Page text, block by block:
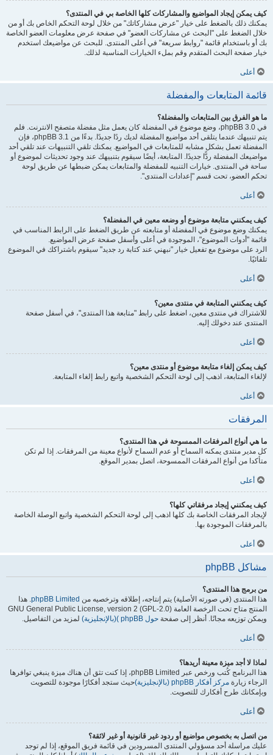
كيف يمكن إيجاد المواضيع والمشاركات كلها الخاصة بي في المنتدى؟
يمكنك ذلك بالضغط على خيار "عرض مشاركاتك" من خلال لوحة التحكم الخاص بك أو من
خلال الضغط على "البحث عن مشاركات العضو" في صفحة عرض معلومات العضو الخاصة
بك أو باستخدام قائمة "روابط سريعة" في أعلى المنتدى. للبحث عن مواضيعك استخدم
خيار صفحة البحث المتقدم وقم بملء الخيارات المناسبة لذلك.
أعلى
قائمة المتابعات والمفضلة
ما هو الفرق بين المتابعات والمفضلة؟
في phpBB 3.0، وضع موضوع في المفضلة كان يعمل مثل مفضلة متصفح الانترنت. فلم
يتم تنبيهك عندما يتلقى أحد مواضيع المفضلة لديك ردًا جديدًا. بدءًا من phpBB 3.1، فإن
المفضلة تعمل بشكل مشابه للمتابعات في المواضيع. يمكنك تلقي التنبيهات عند تلقي أحد
مواضيعك المفضلة ردًّا جديدًا. المتابعة، أيضًا سيقوم بتنبيهك عند وجود تحديثات لموضوع أو
ساحة في المنتدى. خيارات التنبيه للمفضلة والمتابعات يمكن ضبطها عن طريق لوحة
تحكم العضو، تحت قسم "إعدادات المنتدى".
أعلى
كيف يمكنني متابعة موضوع أو وضعه معين في المفضلة؟
يمكنك وضع موضوع في المفضلة أو متابعته عن طريق الضغط على الرابط المناسب في
قائمة "أدوات الموضوع"، الموجودة في أعلى وأسفل صفحة عرض المواضيع.
الرد على موضوع مع تفعيل خيار "نبهني عند كتابة رد جديد" سيقوم باشتراكك في الموضوع
تلقائيًا.
أعلى
كيف يمكنني المتابعة في منتدى معين؟
للاشتراك في منتدى معين، اضغط على رابط "متابعة هذا المنتدى"، في أسفل صفحة
المنتدى عند دخولك إليه.
أعلى
كيف يمكن إلغاء متابعة موضوع أو منتدى معين؟
لإلغاء المتابعة، اذهب إلى لوحة التحكم الشخصية واتبع رابط إلغاء المتابعة.
أعلى
المرفقات
ما هي أنواع المرفقات الممسوحة في هذا المنتدى؟
كل مدير منتدى يمكنه السماح أو عدم السماح لأنواع معينة من المرفقات. إذا لم تكن
متأكدا من أنواع المرفقات الممسوحة، اتصل بمدير الموقع.
أعلى
كيف يمكنني إيجاد مرفقاتي كلها؟
لإيجاد المرفقات الخاصة بك كلها اذهب إلى لوحة التحكم الشخصية واتبع الوصلة الخاصة
بالمرفقات الموجودة بها.
أعلى
مشاكل phpBB
من برمج هذا المنتدى؟
هذا المنتدى (في صورته الأصلية) يتم إنتاجه، إطلاقه وترخصيه من phpBB Limited. هذا
المنتج متاح تحت الرخصة العامة GNU General Public License, version 2 (GPL-2.0)
ويمكن توزيعه مجانًا. أنظر إلى صفحة حول phpBB )(بالإنجليزية) لمزيد من التفاصيل.
أعلى
لماذا لا أجد ميزة معينة أريدها؟
هذا البرنامج كُتب ورخص عبر phpBB Limited، إذا كنت تثق أن هناك ميزة ينبغي توافرها
الرجاء زيارة مركز أفكار phpBB (بالإنجليزية)
حيث ستجد أفكارًا موجودة للتصويت
وبإمكانك طرح أفكارك للتصويت.
أعلى
من اتصل به بخصوص مواضيع أو ردود غير قانونية أو غير لائقة؟
عليك مراسلة أحد مسؤولي المنتدى المسرودين في قائمة فريق الموقع، إذا لم توجد